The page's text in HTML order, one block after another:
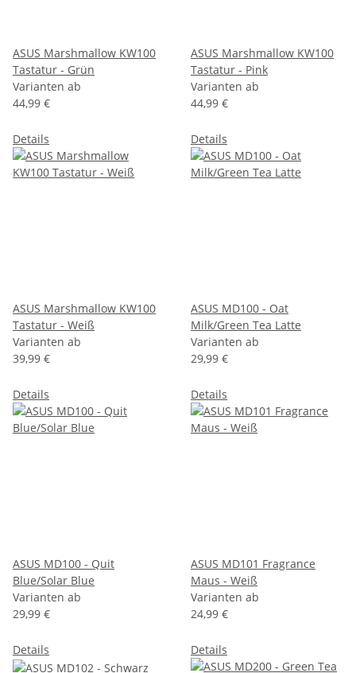
ASUS Marshmallow KW100
Tastatur - Grün
Varianten ab
44,99 €
Details
ASUS Marshmallow KW100
Tastatur - Pink
Varianten ab
44,99 €
Details
ASUS Marshmallow KW100
Tastatur - Weiß
Varianten ab
39,99 €
Details
ASUS MD100 - Oat
Milk/Green Tea Latte
Varianten ab
29,99 €
Details
ASUS MD100 - Quit
Blue/Solar Blue
Varianten ab
29,99 €
Details
ASUS MD101 Fragrance
Maus - Weiß
Varianten ab
24,99 €
Details